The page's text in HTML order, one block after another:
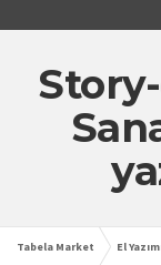
Tabela Market El